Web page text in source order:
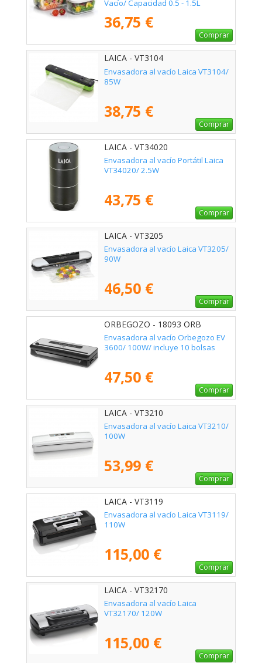
Vacío/ Capacidad 0.5 - 1.5L
36,75 €
Comprar
LAICA - VT3104
Envasadora al vacío Laica VT3104/
85W
38,75 €
Comprar
LAICA - VT34020
Envasadora al vacío Portátil Laica
VT34020/ 2.5W
43,75 €
Comprar
LAICA - VT3205
Envasadora al vacío Laica VT3205/
90W
46,50 €
Comprar
ORBEGOZO - 18093 ORB
Envasadora al vacío Orbegozo EV
3600/ 100W/ incluye 10 bolsas
47,50 €
Comprar
LAICA - VT3210
Envasadora al vacío Laica VT3210/
100W
53,99 €
Comprar
LAICA - VT3119
Envasadora al vacío Laica VT3119/
110W
115,00 €
Comprar
LAICA - VT32170
Envasadora al vacío Laica
VT32170/ 120W
115,00 €
Comprar